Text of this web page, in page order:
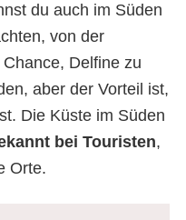
du auch im Süden
von der
Delfine zu
aber der Vorteil ist,
Die Küste im Süden
bei Touristen,
Orte.